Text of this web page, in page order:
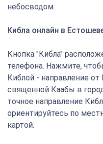
небосводом.
Кибла онлайн в
Кнопка "Кибла"
телефона. Нажмите,
Киблой - направление
священной Каабы в
точное направление
ориентируйтесь по
картой.